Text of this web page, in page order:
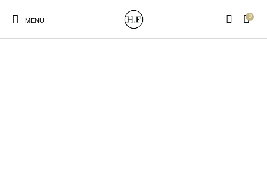
MENU
0